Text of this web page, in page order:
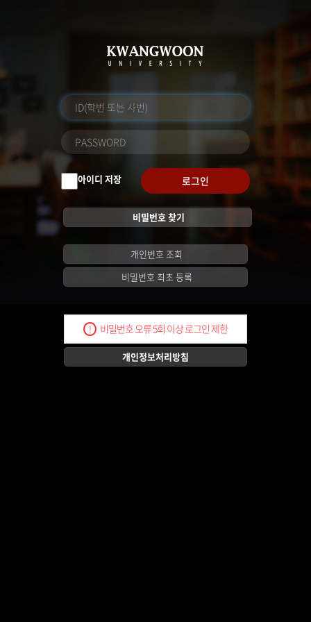
아이디 저장 로그인
비밀번호 찾기
개인번호 조회
비밀번호 최초 등록
! 비밀번호 오류 5회 이상 로그인 제한
개인정보처리방침